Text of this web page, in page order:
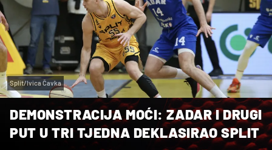
Split/Ivica Čavka
DEMONSTRACIJA MOĆI: ZADAR I DRUGI
PUT U TRI TJEDNA DEKLASIRAO SPLIT